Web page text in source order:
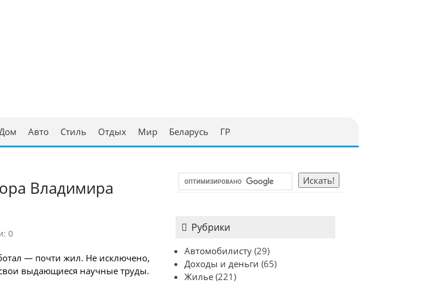
Авто Стиль Отдых Мир Беларусь ГР
Владимира
0
— почти жил. Не исключено,
выдающиеся научные труды.
Рубрики
Автомобилисту (29)
Доходы и деньги (65)
Жилье (221)